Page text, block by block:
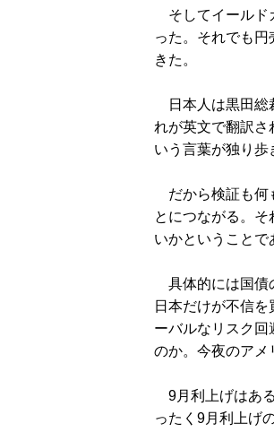
そしてイールド
った。それでも
きた。
日本人は黒田総
れが英文で翻訳さ
いう言葉が独り歩
だから検証も何
とにつながる。
いかということで
具体的には国債
日本だけが不信
ーバルなリスク回
のか。今夜のアメ
9月利上げはあ
ったく9月利上げ